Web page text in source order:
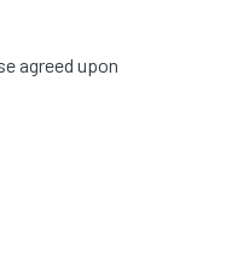
agreed upon